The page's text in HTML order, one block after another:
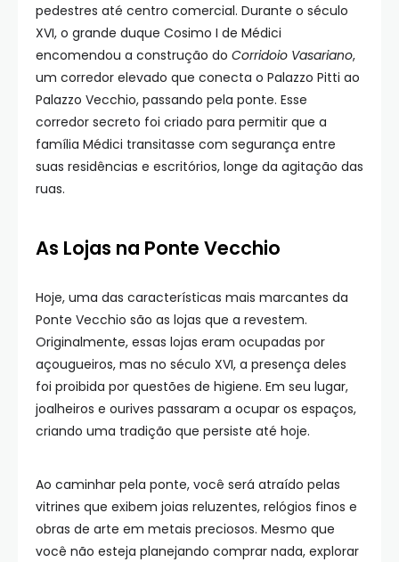
pedestres até centro comercial. Durante o século
XVI, o grande duque Cosimo I de Médici
encomendou a construção do Corridoio Vasariano,
um corredor elevado que conecta o Palazzo Pitti ao
Palazzo Vecchio, passando pela ponte. Esse
corredor secreto foi criado para permitir que a
família Médici transitasse com segurança entre
suas residências e escritórios, longe da agitação das
ruas.
As Lojas na Ponte Vecchio
Hoje, uma das características mais marcantes da
Ponte Vecchio são as lojas que a revestem.
Originalmente, essas lojas eram ocupadas por
açougueiros, mas no século XVI, a presença deles
foi proibida por questões de higiene. Em seu lugar,
joalheiros e ourives passaram a ocupar os espaços,
criando uma tradição que persiste até hoje.
Ao caminhar pela ponte, você será atraído pelas
vitrines que exibem joias reluzentes, relógios finos e
obras de arte em metais preciosos. Mesmo que
você não esteja planejando comprar nada, explorar